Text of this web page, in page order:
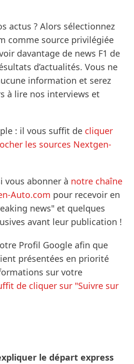
actus ? Alors sélectionnez
comme source privilégiée
davantage de news F1 de
d’actualités. Vous ne
information et serez
à lire nos interviews et
: il vous suffit de cliquer
les sources Nextgen-
vous abonner à notre chaîne
Auto.com pour recevoir en
news" et quelques
avant leur publication !
Profil Google afin que
présentées en priorité
sur votre
de cliquer sur "Suivre sur
le départ express